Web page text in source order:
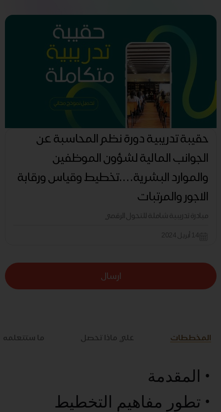
حقيبة تدريبية دورة نظم المحاسبة عن
الجوانب المالية لشؤون الموظفين
والموارد البشرية….تخطيط وقياس ورقابة
الاجور والمرتبات
مبادرة تدريبية شاملة للتحول الرقمي
14 أبريل 2024
ارسال
المخططات علي ماذا تحصل ما ستتعلمه
• المقدمة
• تطور مفاهيم التخطيط